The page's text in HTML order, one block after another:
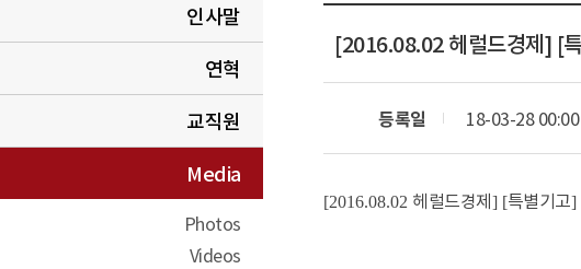
인사말
연혁
교직원
Media
Photos
Videos
[2016.08.02 헤럴드경제] [
등록일 18-03-28 00:00
[2016.08.02 헤럴드경제] [특별기고]